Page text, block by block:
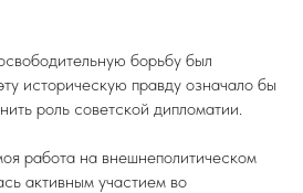
борьбу был
историческую правду означало бы
роль советской дипломатии.
работа на внешнеполитическом
активным участием во